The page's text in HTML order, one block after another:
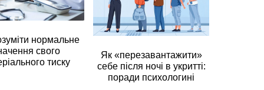
нормальне
свого
тиску
Як «перезавантажити»
себе після ночі в укритті:
поради психологині